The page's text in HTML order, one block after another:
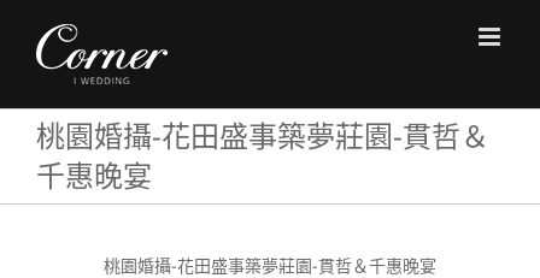
content
桃園婚攝-花田盛事築夢莊園-貫哲＆
千惠晚宴
桃園婚攝-花田盛事築夢莊園-貫哲＆千惠晚宴